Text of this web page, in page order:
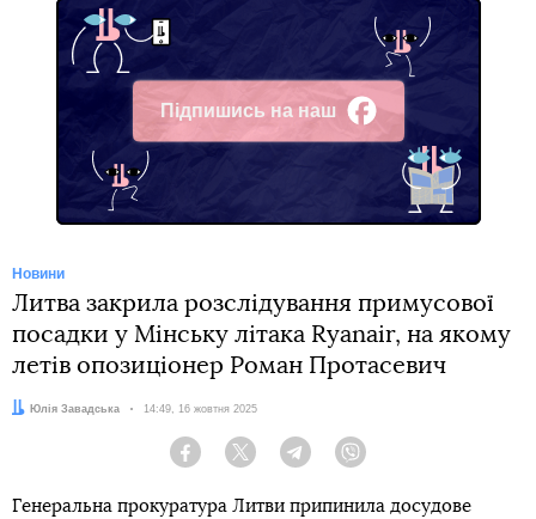
Підпишись на наш
Facebook
Новини
Литва закрила розслідування примусової
посадки у Мінську літака Ryanair, на якому
летів опозиціонер Роман Протасевич
Автор:Юлія Завадська Дата:
14:49, 16 жовтня 2025
Facebook Twitter Telegram
Генеральна прокуратура Литви припинила досудове